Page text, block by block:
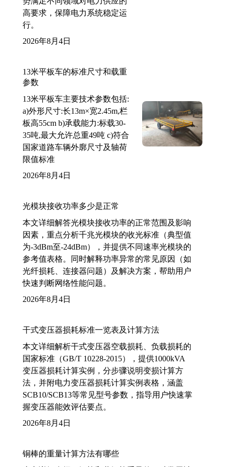
高要求，保障电力系统稳定运
行。
2026年8月4日
13米平板车的标准尺寸和载重
参数
13米平板车主要技术参数包括:
a)外形尺寸:长13m×宽2.45m,栏
板高55cm b)承载能力:标载30-
35吨,最大允许总重49吨 c)符合
国家道路车辆外廓尺寸及轴荷
限值标准
2026年8月4日
光模块接收功率多少是正常
本文详细解答光模块接收功率的正常范围及影响
因素，重点分析千兆光模块的收光标准（典型值
为-3dBm至-24dBm），并提供不同速率光模块的
参考值表格。同时解释功率异常的常见原因（如
光纤损耗、连接器问题）及解决方案，帮助用户
快速判断网络性能问题。
2026年8月4日
干式变压器损耗标准一览表及计算方法
本文详细解析干式变压器空载损耗、负载损耗的
国家标准（GB/T 10228-2015），提供1000kVA
变压器损耗计算实例，分步骤说明变损计算方
法，并附电力变压器损耗计算实例表格，涵盖
SCB10/SCB13等常见型号参数，指导用户快速掌
握变压器能效评估要点。
2026年8月4日
铜棒的重量计算方法有哪些